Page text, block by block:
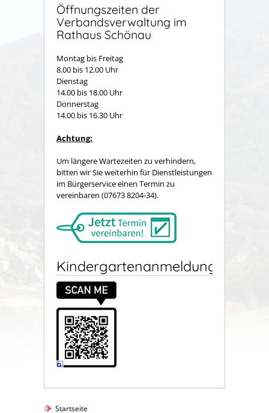
Öffnungszeiten der
Verbandsverwaltung im
Rathaus Schönau
Montag bis Freitag
8.00 bis 12.00 Uhr
Dienstag
14.00 bis 18.00 Uhr
Donnerstag
14.00 bis 16.30 Uhr
Achtung:
Um längere Wartezeiten zu verhindern,
bitten wir Sie weiterhin für Dienstleistungen
im Bürgerservice einen Termin zu
vereinbaren (07673 8204-34).
Kindergartenanmeldung
Startseite